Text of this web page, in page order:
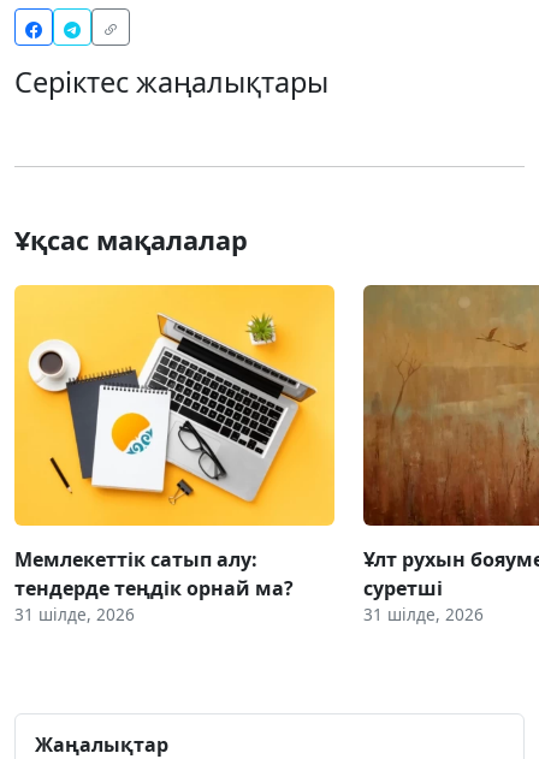
Серіктес жаңалықтары
Ұқсас мақалалар
Мемлекеттік сатып алу:
тендерде теңдік орнай ма?
31 шілде, 2026
Ұлт рухын
суретші
31 шілде, 2026
Жаңалықтар